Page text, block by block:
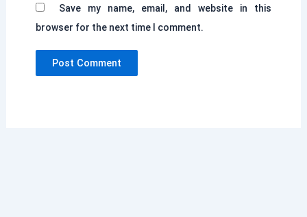
Save my name, email, and website in this
browser for the next time I comment.